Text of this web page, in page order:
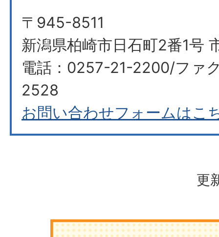
〒945-8511
新潟県柏崎市日石町2番1号
電話：0257-21-2200/ファ
2528
お問い合わせフォームはこ
更